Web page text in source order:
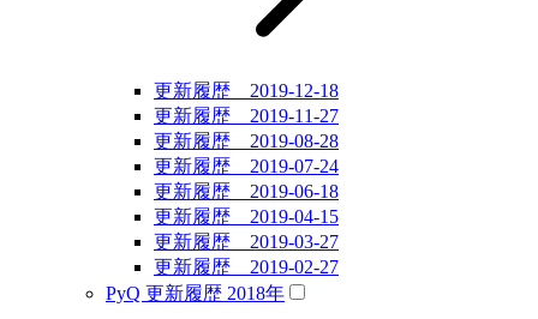
更新履歴 2019-12-18
更新履歴 2019-11-27
更新履歴 2019-08-28
更新履歴 2019-07-24
更新履歴 2019-06-18
更新履歴 2019-04-15
更新履歴 2019-03-27
更新履歴 2019-02-27
PyQ 更新履歴 2018年